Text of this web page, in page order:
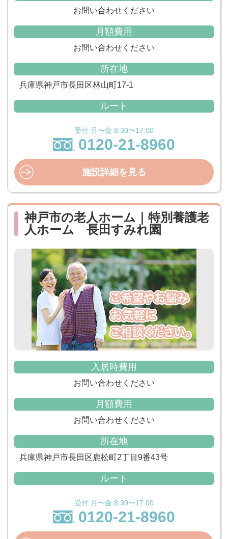
お問い合わせください
月額費用
お問い合わせください
所在地
兵庫県神戸市長田区林山町17-1
ルート
受付 月〜金 8:30〜17:00
0120-21-8960
施設詳細を見る
神戸市の老人ホーム｜特別養護老
人ホーム 長田すみれ園
入居時費用
お問い合わせください
月額費用
お問い合わせください
所在地
兵庫県神戸市長田区鹿松町2丁目9番43号
ルート
受付 月〜金 8:30〜17:00
0120-21-8960